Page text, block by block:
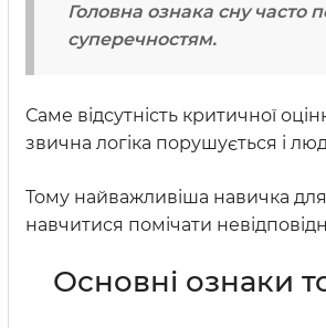
Головна ознака сну часто
суперечностям.
Саме відсутність критичної
звична логіка порушується і
Тому найважливіша навичка для
навчитися помічати
Основні ознаки